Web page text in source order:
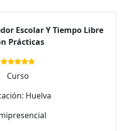
Escolar Y Tiempo Libre
Prácticas
Curso
Huelva